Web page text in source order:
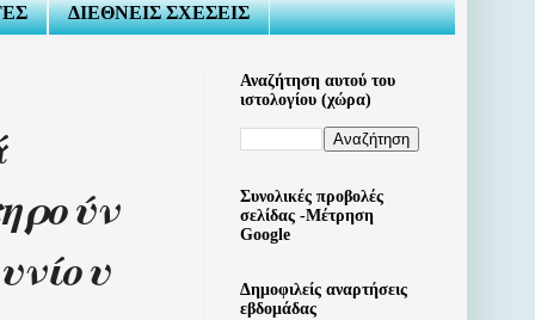
ΔΙΕΘΝΕΙΣ ΣΧΕΣΕΙΣ
Αναζήτηση αυτού του
ιστολογίου (χώρα)
Συνολικές προβολές
σελίδας -Μέτρηση
Google
Δημοφιλείς αναρτήσεις
εβδομάδας